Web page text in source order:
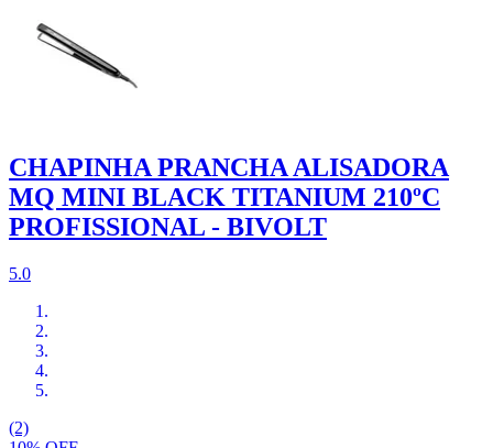
CHAPINHA PRANCHA ALISADORA
MQ MINI BLACK TITANIUM 210ºC
PROFISSIONAL - BIVOLT
5.0
(2)